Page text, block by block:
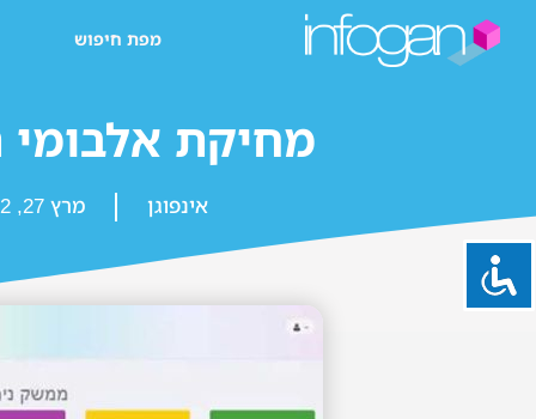
מפת חיפוש
מחיקת אלבומי
אינפוגן מרץ 27, 2022